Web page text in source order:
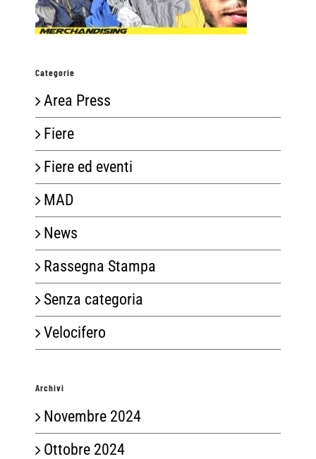
Categorie
Area Press
Fiere
Fiere ed eventi
MAD
News
Rassegna Stampa
Senza categoria
Velocifero
Archivi
Novembre 2024
Ottobre 2024